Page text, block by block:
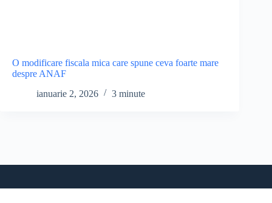
O modificare fiscala mica care spune ceva foarte mare
despre ANAF
ianuarie 2, 2026
3 minute